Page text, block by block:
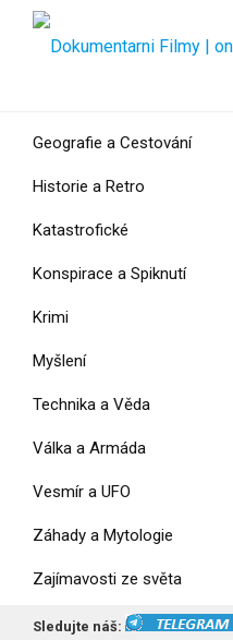
Geografie a Cestování
Historie a Retro
Katastrofické
Konspirace a Spiknutí
Krimi
Myšlení
Technika a Věda
Válka a Armáda
Vesmír a UFO
Záhady a Mytologie
Zajímavosti ze světa
Životní styl a Sport
Sledujte náš: